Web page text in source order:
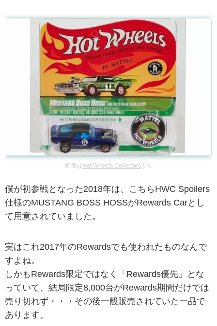
画像は Hot Wheels Collectors より
僕が初参戦となった2018年は、こちらHWC Spoilers
仕様のMUSTANG BOSS HOSSがRewards Carとし
て用意されていました。
実はこれ2017年のRewardsでも使われたものなんで
すよね。
しかもRewards限定ではなく「Rewards優先」とな
っていて、結局限定8,000台がRewards期間だけでは
売り切れず・・・その後一般販売されていた一品で
あります。